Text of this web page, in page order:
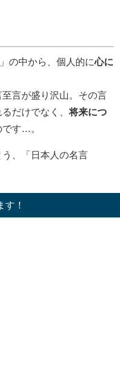
の中から、個人的に心に
言が盛り沢山。その言
だけでなく、将来につ
です…。
、「日本人の名言
！